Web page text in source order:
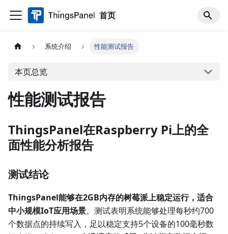
首页
系统介绍 性能测试报告
本页总览
性能测试报告
ThingsPanel在Raspberry Pi上的全
面性能分析报告
测试结论
ThingsPanel能够在2GB内存的树莓派上稳定运行，适合
中小规模IoT应用场景。测试表明系统能够处理每秒约700
个数据点的持续写入，足以稳定支持5个设备的100毫秒数